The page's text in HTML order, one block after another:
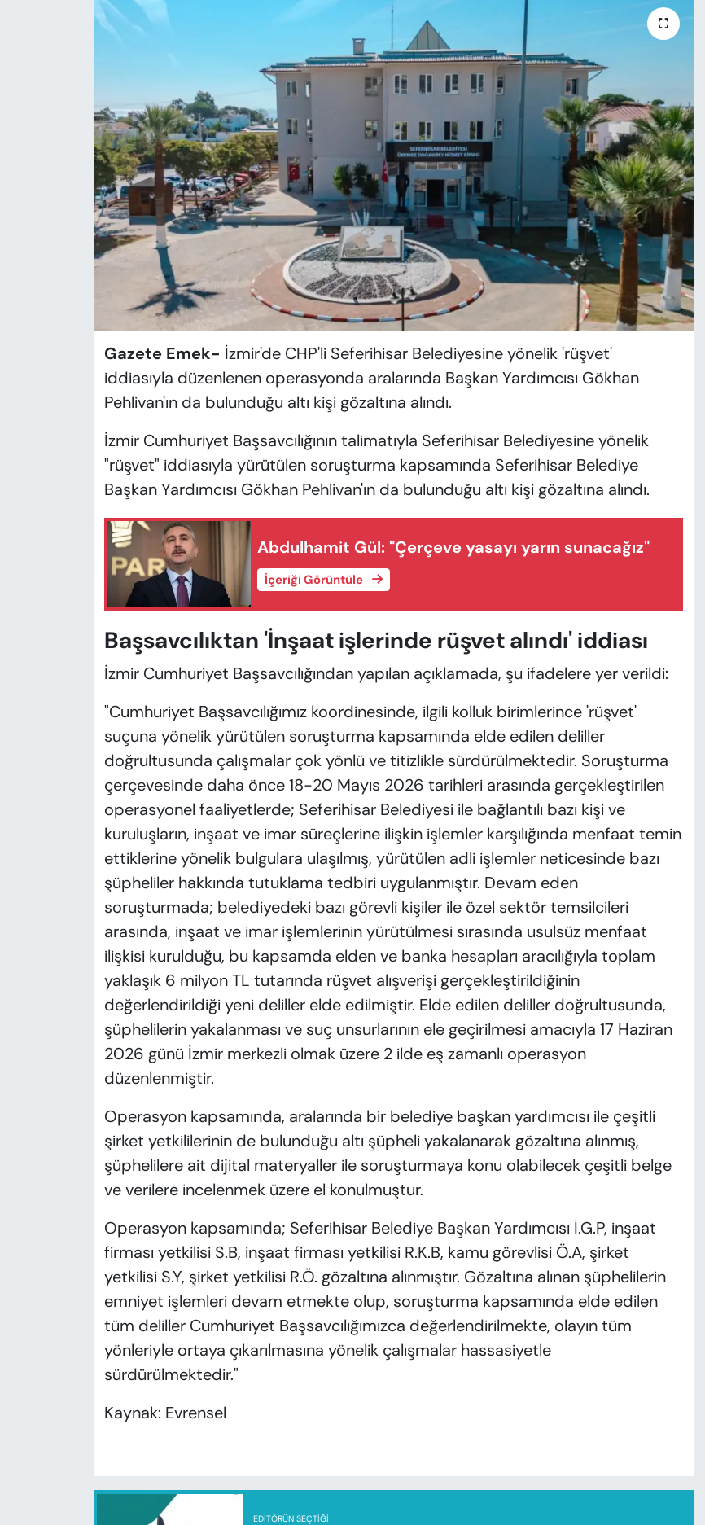
Gazete Emek- İzmir'de CHP'li Seferihisar Belediyesine yönelik 'rüşvet'
iddiasıyla düzenlenen operasyonda aralarında Başkan Yardımcısı Gökhan
Pehlivan'ın da bulunduğu altı kişi gözaltına alındı.
İzmir Cumhuriyet Başsavcılığının talimatıyla Seferihisar Belediyesine yönelik
"rüşvet" iddiasıyla yürütülen soruşturma kapsamında Seferihisar Belediye
Başkan Yardımcısı Gökhan Pehlivan'ın da bulunduğu altı kişi gözaltına alındı.
Abdulhamit Gül: "Çerçeve yasayı yarın sunacağız"
İçeriği Görüntüle
Başsavcılıktan 'İnşaat işlerinde rüşvet alındı' iddiası
İzmir Cumhuriyet Başsavcılığından yapılan açıklamada, şu ifadelere yer verildi:
"Cumhuriyet Başsavcılığımız koordinesinde, ilgili kolluk birimlerince 'rüşvet'
suçuna yönelik yürütülen soruşturma kapsamında elde edilen deliller
doğrultusunda çalışmalar çok yönlü ve titizlikle sürdürülmektedir. Soruşturma
çerçevesinde daha önce 18-20 Mayıs 2026 tarihleri arasında gerçekleştirilen
operasyonel faaliyetlerde; Seferihisar Belediyesi ile bağlantılı bazı kişi ve
kuruluşların, inşaat ve imar süreçlerine ilişkin işlemler karşılığında menfaat temin
ettiklerine yönelik bulgulara ulaşılmış, yürütülen adli işlemler neticesinde bazı
şüpheliler hakkında tutuklama tedbiri uygulanmıştır. Devam eden
soruşturmada; belediyedeki bazı görevli kişiler ile özel sektör temsilcileri
arasında, inşaat ve imar işlemlerinin yürütülmesi sırasında usulsüz menfaat
ilişkisi kurulduğu, bu kapsamda elden ve banka hesapları aracılığıyla toplam
yaklaşık 6 milyon TL tutarında rüşvet alışverişi gerçekleştirildiğinin
değerlendirildiği yeni deliller elde edilmiştir. Elde edilen deliller doğrultusunda,
şüphelilerin yakalanması ve suç unsurlarının ele geçirilmesi amacıyla 17 Haziran
2026 günü İzmir merkezli olmak üzere 2 ilde eş zamanlı operasyon
düzenlenmiştir.
Operasyon kapsamında, aralarında bir belediye başkan yardımcısı ile çeşitli
şirket yetkililerinin de bulunduğu altı şüpheli yakalanarak gözaltına alınmış,
şüphelilere ait dijital materyaller ile soruşturmaya konu olabilecek çeşitli belge
ve verilere incelenmek üzere el konulmuştur.
Operasyon kapsamında; Seferihisar Belediye Başkan Yardımcısı İ.G.P, inşaat
firması yetkilisi S.B, inşaat firması yetkilisi R.K.B, kamu görevlisi Ö.A, şirket
yetkilisi S.Y, şirket yetkilisi R.Ö. gözaltına alınmıştır. Gözaltına alınan şüphelilerin
emniyet işlemleri devam etmekte olup, soruşturma kapsamında elde edilen
tüm deliller Cumhuriyet Başsavcılığımızca değerlendirilmekte, olayın tüm
yönleriyle ortaya çıkarılmasına yönelik çalışmalar hassasiyetle
sürdürülmektedir."
Kaynak: Evrensel
EDITÖRÜN SEÇTIĞI
KÜLTÜR-SANAT
MAGAZİN
ÖZEL HABER
YAZAR KÖŞESİ